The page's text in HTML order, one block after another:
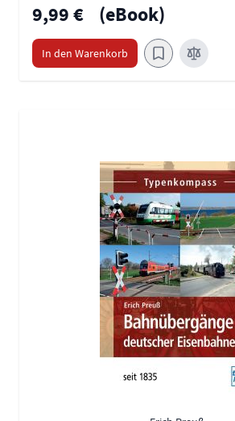
9,99 € (eBook)
In den Warenkorb